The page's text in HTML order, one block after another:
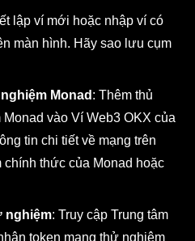
lập ví mới hoặc nhập ví có
màn hình. Hãy sao lưu cụm
Monad : Thêm thủ
vào Ví Web3 OKX của
tin chi tiết về mạng trên
thức của Monad hoặc
nghiệm: Truy cập Trung tâm
token mạng thử nghiệm